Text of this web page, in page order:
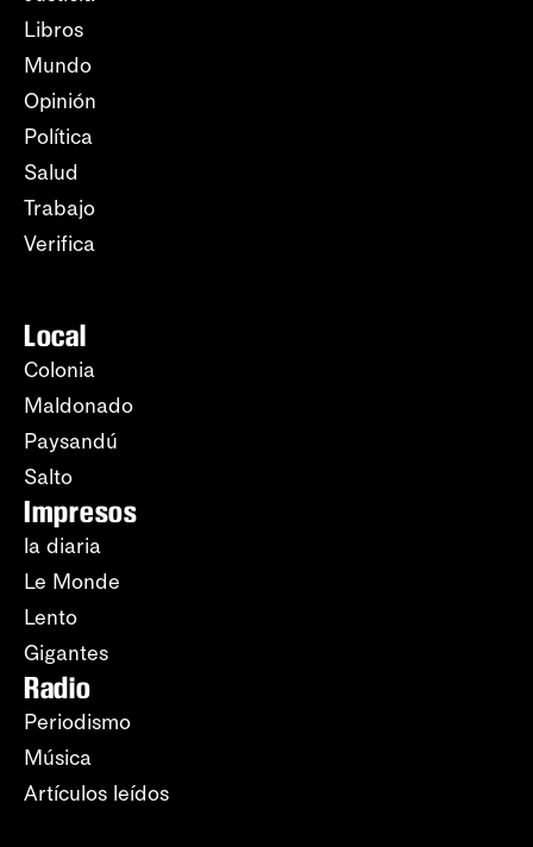
Libros
Mundo
Opinión
Política
Salud
Trabajo
Verifica
Local
Colonia
Maldonado
Paysandú
Salto
Impresos
la diaria
Le Monde
Lento
Gigantes
Radio
Periodismo
Música
Artículos leídos